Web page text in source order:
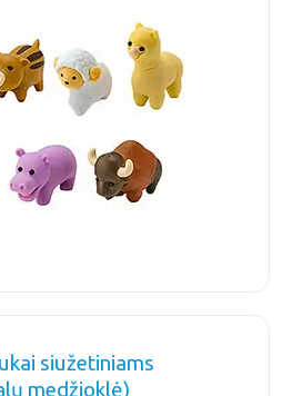
siužetiniams
medžioklė)